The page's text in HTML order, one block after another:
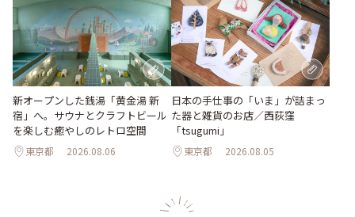
新オープンした銭湯「黄金湯 新
宿」へ。サウナとクラフトビール
を楽しむ癒やしのレトロ空間
東京都 2026.08.06
日本の手仕事の「いま」が詰まっ
た器と雑貨のお店／西荻窪
「tsugumi」
東京都 2026.08.05